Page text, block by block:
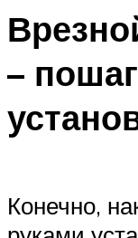
–
Конечно,